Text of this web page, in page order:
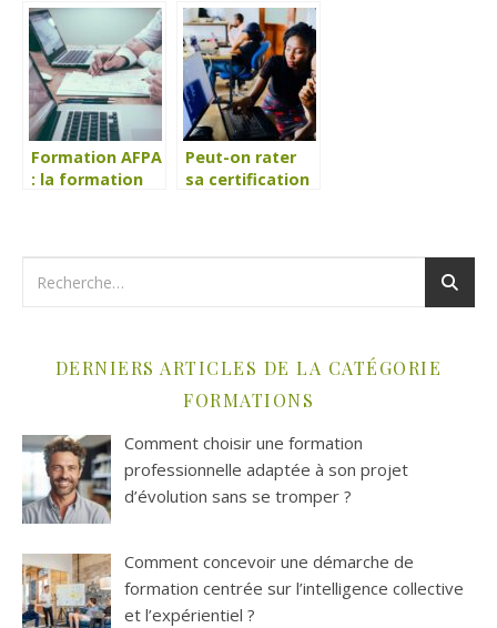
Formation AFPA
: la formation
Peut-on rater
sa certification
DERNIERS ARTICLES DE LA CATÉGORIE
FORMATIONS
Comment choisir une formation
professionnelle adaptée à son projet
d’évolution sans se tromper ?
Comment concevoir une démarche de
formation centrée sur l’intelligence collective
et l’expérientiel ?